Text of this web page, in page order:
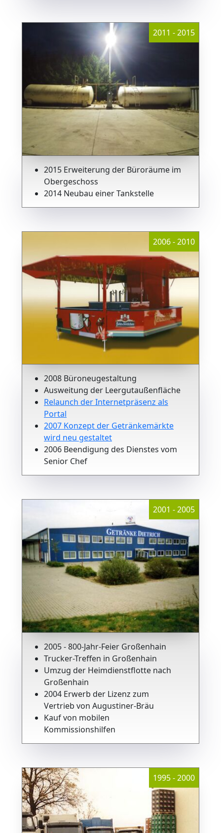
2015 Erweiterung der Büroräume im
Obergeschoss
2014 Neubau einer Tankstelle
2011 - 2015
2008 Büroneugestaltung
Ausweitung der Leergutaußenfläche
Relaunch der Internetpräsenz als
Portal
2007 Konzept der Getränkemärkte
wird neu gestaltet
2006 Beendigung des Dienstes vom
Senior Chef
2006 - 2010
2005 - 800-Jahr-Feier Großenhain
Trucker-Treffen in Großenhain
Umzug der Heimdienstflotte nach
Großenhain
2004 Erwerb der Lizenz zum
Vertrieb von Augustiner-Bräu
Kauf von mobilen
Kommissionshilfen
2001 - 2005
1995 - 2000